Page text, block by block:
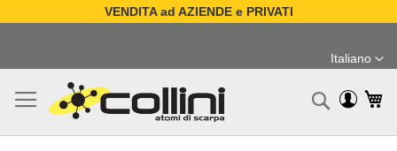
VENDITA ad AZIENDE e PRIVATI
contenuto
Lingua
Italiano